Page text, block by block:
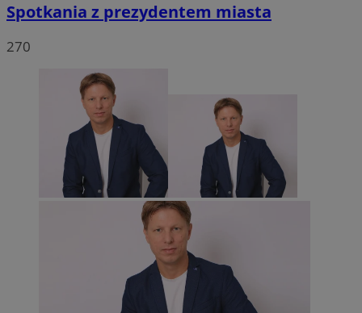
Spotkania z prezydentem miasta
270